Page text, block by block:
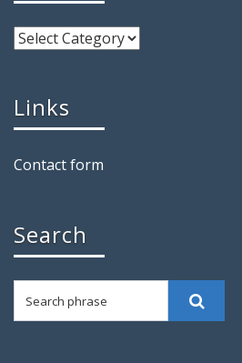
Links
Contact form
Search